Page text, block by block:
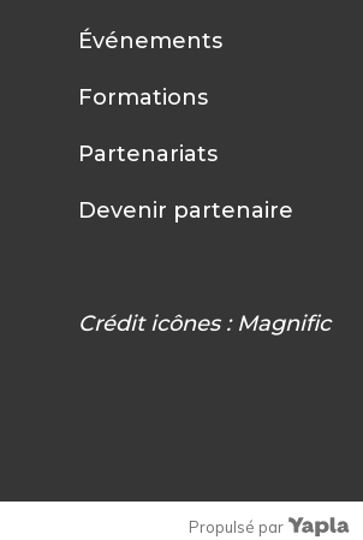
Événements
Formations
Partenariats
Devenir partenaire
Crédit icônes : Magnific
Propulsé par